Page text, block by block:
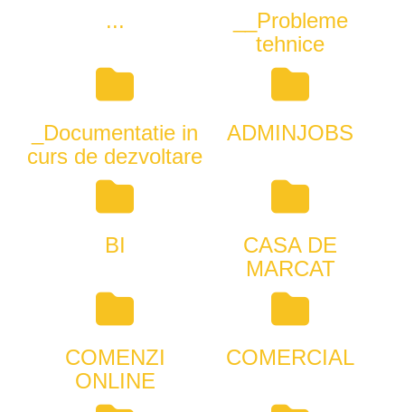
...
__Probleme
tehnice
_Documentatie in
curs de dezvoltare
ADMINJOBS
BI
CASA DE
MARCAT
COMENZI
ONLINE
COMERCIAL